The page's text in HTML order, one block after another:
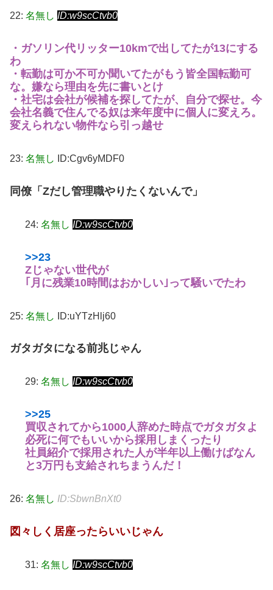
22: 名無し ID:w9scCtvb0
・ガソリン代リッター10kmで出してたが13にする
わ
・転勤は可か不可か聞いてたがもう皆全国転勤可
な。嫌なら理由を先に書いとけ
・社宅は会社が候補を探してたが、自分で探せ。今
会社名義で住んでる奴は来年度中に個人に変えろ。
変えられない物件なら引っ越せ
23: 名無し ID:Cgv6yMDF0
同僚「Zだし管理職やりたくないんで」
24: 名無し ID:w9scCtvb0
>>23
Zじゃない世代が
｢月に残業10時間はおかしい｣って騒いでたわ
25: 名無し ID:uYTzHlj60
ガタガタになる前兆じゃん
29: 名無し ID:w9scCtvb0
>>25
買収されてから1000人辞めた時点でガタガタよ
必死に何でもいいから採用しまくったり
社員紹介で採用された人が半年以上働けばなん
と3万円も支給されちまうんだ！
26: 名無し ID:SbwnBnXt0
図々しく居座ったらいいじゃん
31: 名無し ID:w9scCtvb0